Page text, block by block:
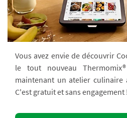
Vous avez envie de découvrir
le tout nouveau
maintenant un atelier culinaire
C'est gratuit et sans engagement !